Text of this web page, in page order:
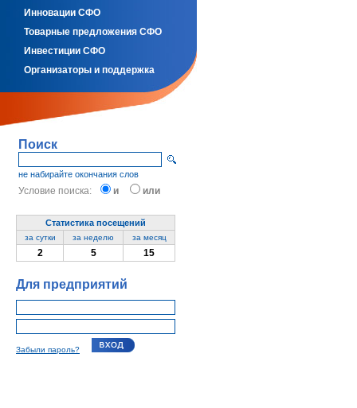
Инновации СФО
Товарные предложения СФО
Инвестиции СФО
Организаторы и поддержка
Поиск
не набирайте окончания слов
Условие поиска: и или
Статистика посещений
за сутки за неделю за месяц
2 5 15
Для предприятий
Забыли пароль?